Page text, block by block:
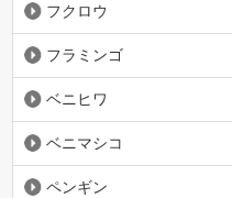
フクロウ
フラミンゴ
ベニヒワ
ベニマシコ
ペンギン